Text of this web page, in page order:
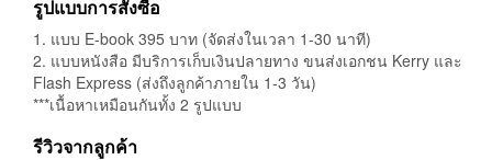
รูปแบบการสั่งซื้อ
1. แบบ E-book 395 บาท (จัดส่งในเวลา 1-30 นาที)
2. แบบหนังสือ มีบริการเก็บเงินปลายทาง ขนส่งเอกชน Kerry และ
Flash Express (ส่งถึงลูกค้าภายใน 1-3 วัน)
***เนื้อหาเหมือนกันทั้ง 2 รูปแบบ
รีวิวจากลูกค้า